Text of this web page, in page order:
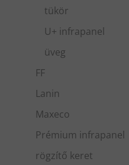
tükör
U+ infrapanel
üveg
FF
Lanin
Maxeco
Prémium infrapanel
rögzítő keret